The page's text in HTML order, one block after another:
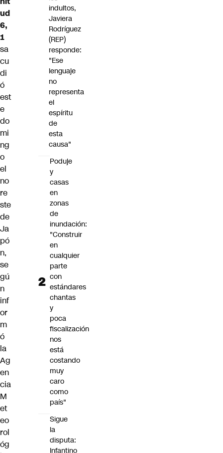
ud
6,
1
sa
cu
di
ó
est
e
do
mi
ng
o
el
no
re
ste
de
Ja
pó
n,
se
gú
n
inf
or
m
ó
la
Ag
en
cia
M
et
eo
rol
óg
indultos,
Javiera
Rodríguez
(REP)
responde:
"Ese
lenguaje
no
representa
el
espíritu
de
esta
causa"
Poduje
y
casas
en
zonas
de
inundación:
"Construir
en
cualquier
parte
con
estándares
chantas
y
poca
fiscalización
nos
está
costando
muy
caro
como
país"
Sigue
la
disputa:
Infantino